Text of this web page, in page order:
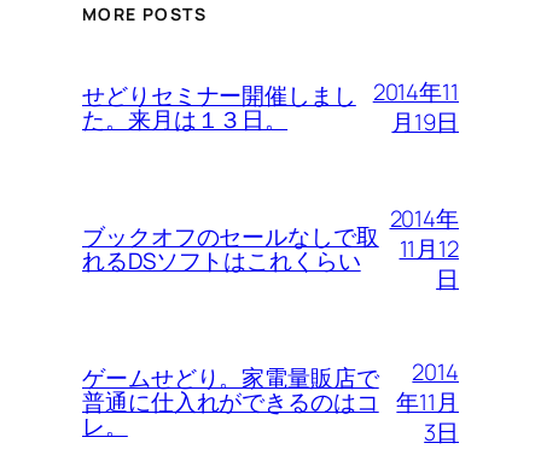
MORE POSTS
せどりセミナー開催しまし
た。来月は１３日。
2014年11
月19日
ブックオフのセールなしで取
れるDSソフトはこれくらい
2014年
11月12
日
ゲームせどり。家電量販店で
普通に仕入れができるのはコ
レ。
2014
年11月
3日